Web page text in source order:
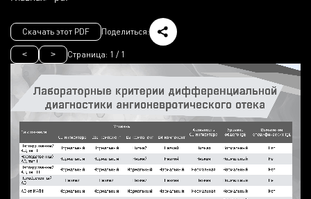
< > Страница: 1 / 1
Скачать этот PDF Поделиться: